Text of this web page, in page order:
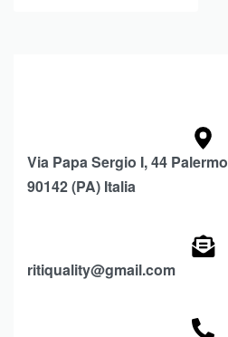
Via Papa Sergio I, 44 Palermo
90142 (PA) Italia
ritiquality@gmail.com